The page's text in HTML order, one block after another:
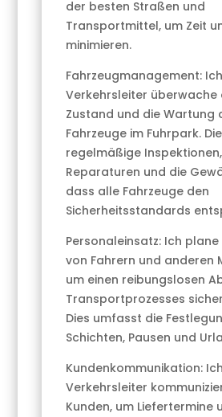
der besten Straßen und
Transportmittel, um Zeit
minimieren.
Fahrzeugmanagement:
Verkehrsleiter überwache
Zustand und die Wartung
Fahrzeuge im Fuhrpark.
regelmäßige Inspektionen,
Reparaturen und die
dass alle Fahrzeuge den
Sicherheitsstandards
Personaleinsatz: Ich plane
von Fahrern und anderen
um einen reibungslosen
Transportprozesses
Dies umfasst die
Schichten, Pausen und
Kundenkommunikation:
Verkehrsleiter
Kunden, um Liefertermine